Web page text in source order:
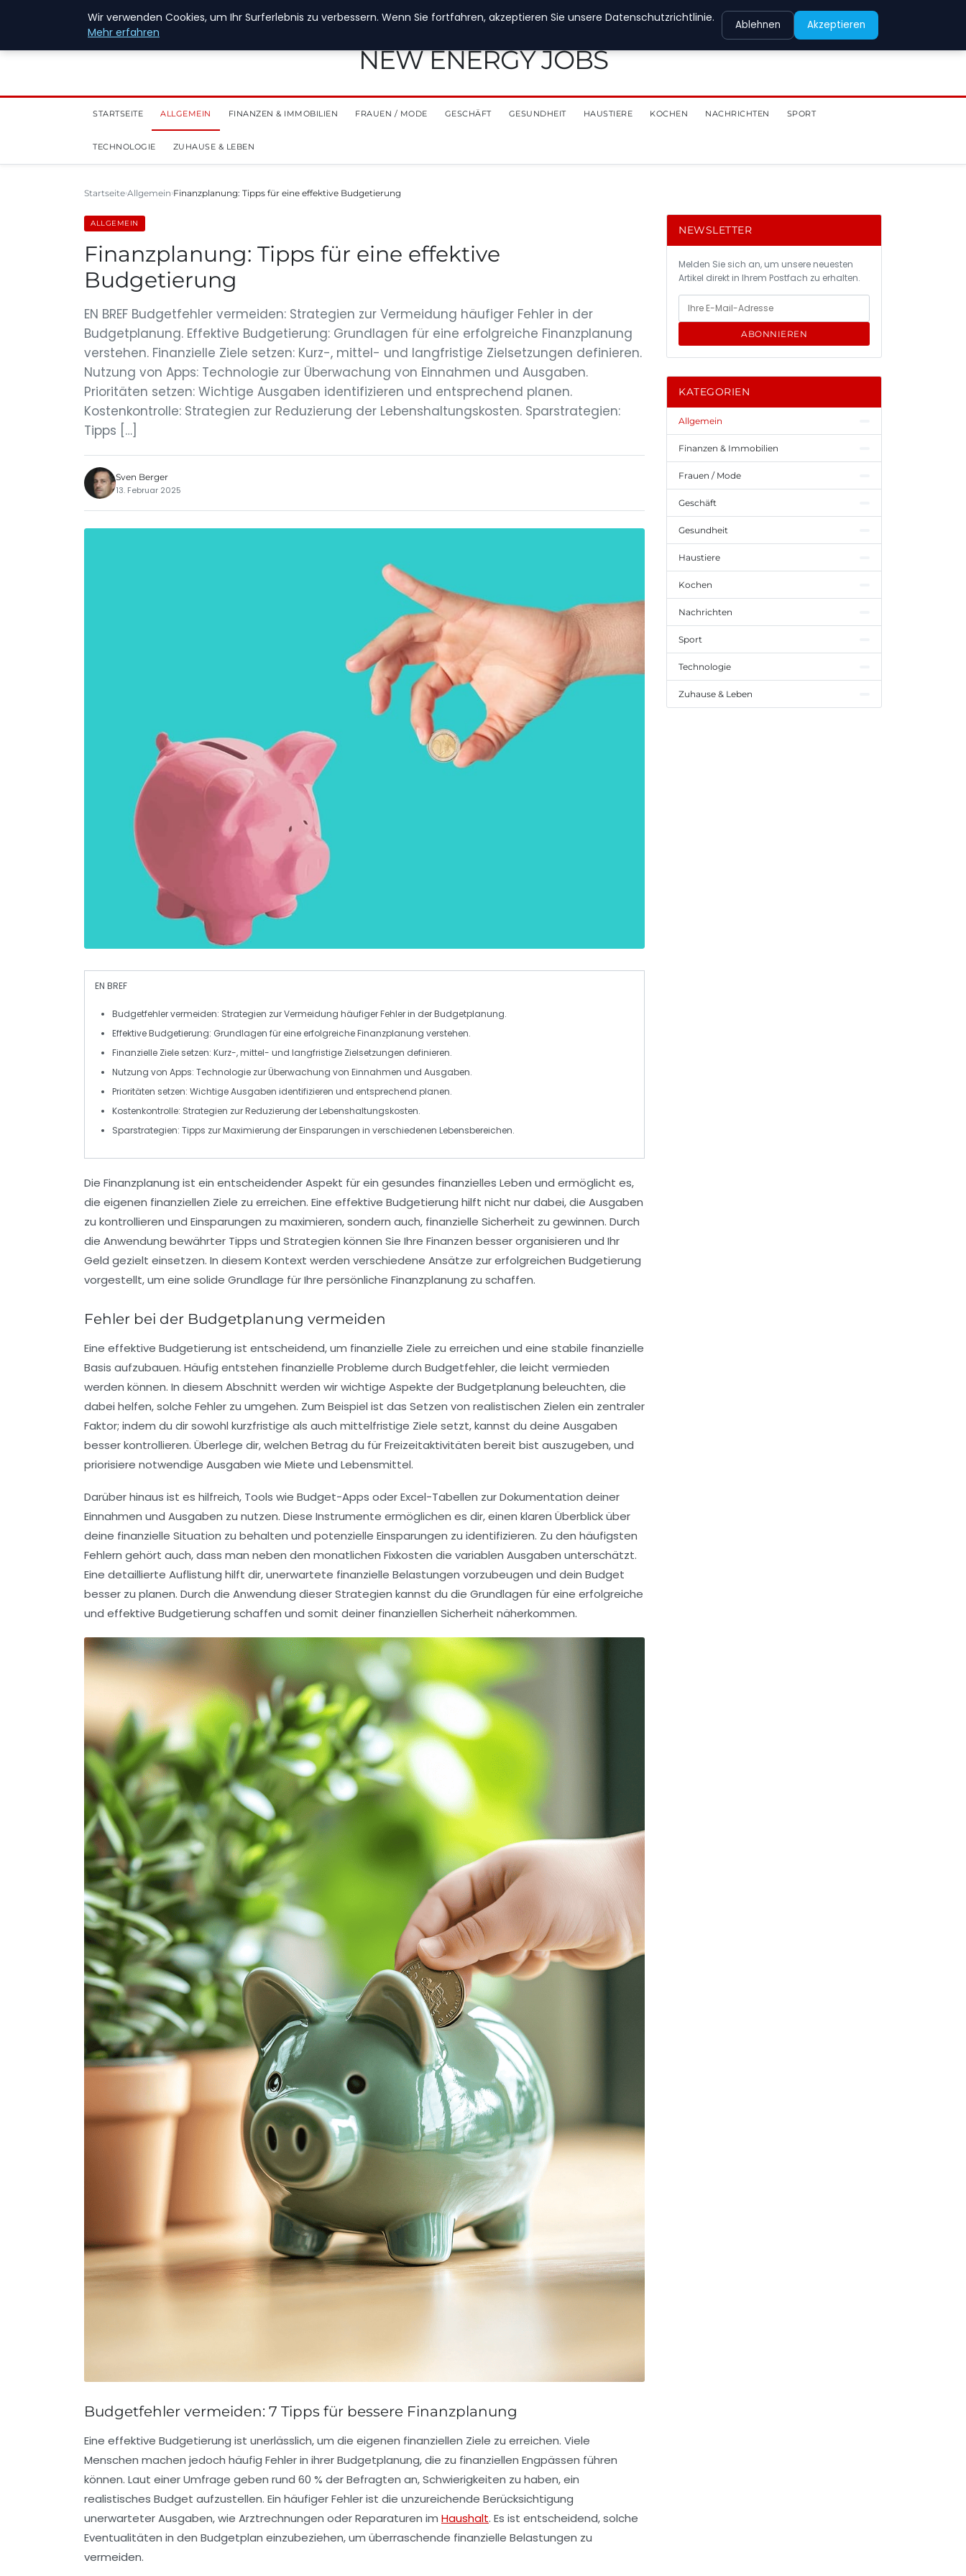
28. Juli 2026
NEW ENERGY JOBS
STARTSEITE ALLGEMEIN FINANZEN & IMMOBILIEN FRAUEN / MODE GESCHÄFT GESUNDHEIT HAUSTIERE KOCHEN NACHRICHTEN SPORT
TECHNOLOGIE ZUHAUSE & LEBEN
Startseite Allgemein Finanzplanung: Tipps für eine effektive Budgetierung
ALLGEMEIN
Finanzplanung: Tipps für eine effektive
Budgetierung
EN BREF Budgetfehler vermeiden: Strategien zur Vermeidung häufiger Fehler in der
Budgetplanung. Effektive Budgetierung: Grundlagen für eine erfolgreiche Finanzplanung
verstehen. Finanzielle Ziele setzen: Kurz-, mittel- und langfristige Zielsetzungen definieren.
Nutzung von Apps: Technologie zur Überwachung von Einnahmen und Ausgaben.
Prioritäten setzen: Wichtige Ausgaben identifizieren und entsprechend planen.
Kostenkontrolle: Strategien zur Reduzierung der Lebenshaltungskosten. Sparstrategien:
Tipps […]
Sven Berger
13. Februar 2025
EN BREF
Budgetfehlervermeiden: Strategien zur Vermeidung häufiger Fehler in der Budgetplanung.
Effektive Budgetierung: Grundlagen für eine erfolgreiche Finanzplanung verstehen.
Finanzielle Ziele setzen: Kurz-, mittel- und langfristige Zielsetzungen definieren.
Nutzung von Apps: Technologie zur Überwachung von Einnahmen und Ausgaben.
Prioritäten setzen: Wichtige Ausgaben identifizieren und entsprechend planen.
Kostenkontrolle: Strategien zur Reduzierung der Lebenshaltungskosten.
Sparstrategien: Tipps zur Maximierung derEinsparungen in verschiedenen Lebensbereichen.
Die Finanzplanung ist ein entscheidender Aspekt für ein gesundes finanzielles Leben und ermöglicht es,
die eigenen finanziellen Ziele zu erreichen. Eine effektive Budgetierung hilft nicht nur dabei, die Ausgaben
zu kontrollieren und Einsparungen zu maximieren, sondern auch, finanzielle Sicherheit zu gewinnen. Durch
die Anwendung bewährter Tipps und Strategien können Sie Ihre Finanzen besser organisieren und Ihr
Geld gezielt einsetzen. In diesem Kontext werden verschiedene Ansätze zur erfolgreichen Budgetierung
vorgestellt, um eine solide Grundlage für Ihre persönliche Finanzplanung zu schaffen.
Fehler bei der Budgetplanung vermeiden
Eine effektive Budgetierung ist entscheidend, um finanzielle Ziele zu erreichen und eine stabile finanzielle
Basis aufzubauen. Häufig entstehen finanzielle Probleme durch Budgetfehler, die leicht vermieden
werden können. In diesem Abschnitt werden wir wichtige Aspekte der Budgetplanung beleuchten, die
dabei helfen, solche Fehler zu umgehen. Zum Beispiel ist das Setzen von realistischen Zielen ein zentraler
Faktor; indem du dir sowohl kurzfristige als auch mittelfristige Ziele setzt, kannst du deine Ausgaben
besser kontrollieren. Überlege dir, welchen Betrag du für Freizeitaktivitäten bereit bist auszugeben, und
priorisiere notwendige Ausgaben wie Miete und Lebensmittel.
Darüber hinaus ist es hilfreich, Tools wie Budget-Apps oder Excel-Tabellen zur Dokumentation deiner
Einnahmen und Ausgaben zu nutzen. Diese Instrumente ermöglichen es dir, einen klaren Überblick über
deine finanzielle Situation zu behalten und potenzielle Einsparungen zu identifizieren. Zu den häufigsten
Fehlern gehört auch, dass man neben den monatlichen Fixkosten die variablen Ausgaben unterschätzt.
Eine detaillierte Auflistung hilft dir, unerwartete finanzielle Belastungen vorzubeugen und dein Budget
besser zu planen. Durch die Anwendung dieser Strategien kannst du die Grundlagen für eine erfolgreiche
und effektive Budgetierung schaffen und somit deiner finanziellen Sicherheit näherkommen.
Budgetfehler vermeiden: 7 Tipps für bessere Finanzplanung
Eine effektive Budgetierung ist unerlässlich, um die eigenen finanziellen Ziele zu erreichen. Viele
Menschen machen jedoch häufig Fehler in ihrer Budgetplanung, die zu finanziellen Engpässen führen
können. Laut einer Umfrage geben rund 60 % der Befragten an, Schwierigkeiten zu haben, ein
realistisches Budget aufzustellen. Ein häufiger Fehler ist die unzureichende Berücksichtigung
unerwarteter Ausgaben, wie Arztrechnungen oder Reparaturen im Haushalt. Es ist entscheidend, solche
Eventualitäten in den Budgetplan einzubeziehen, um überraschende finanzielle Belastungen zu
vermeiden.
NEWSLETTER
Melden Sie sich an, um unsere neuesten
Artikel direkt in Ihrem Postfach zu erhalten.
ABONNIEREN
KATEGORIEN
Allgemein
Finanzen & Immobilien
Frauen / Mode
Geschäft
Gesundheit
Haustiere
Kochen
Nachrichten
Sport
Technologie
Zuhause & Leben
Wir verwenden Cookies, um Ihr Surferlebnis zu verbessern. Wenn Sie fortfahren, akzeptieren Sie unsere Datenschutzrichtlinie.
Mehr erfahren
Ablehnen Akzeptieren